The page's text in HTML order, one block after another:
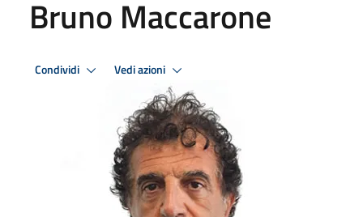
Bruno Maccarone
Condividi Vedi azioni